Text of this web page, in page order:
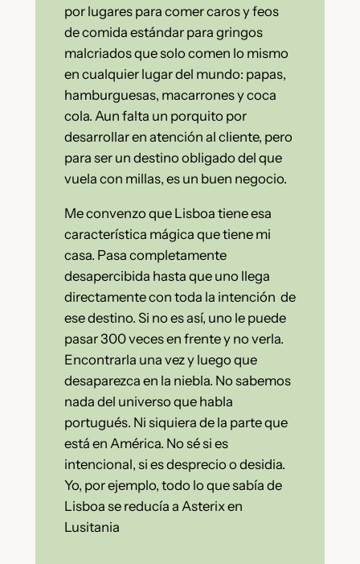
por lugares para comer caros y feos
de comida estándar para gringos
malcriados que solo comen lo mismo
en cualquier lugar del mundo: papas,
hamburguesas, macarrones y coca
cola. Aun falta un porquito por
desarrollar en atención al cliente, pero
para ser un destino obligado del que
vuela con millas, es un buen negocio.
Me convenzo que Lisboa tiene esa
característica mágica que tiene mi
casa. Pasa completamente
desapercibida hasta que uno llega
directamente con toda la intención de
ese destino. Si no es así, uno le puede
pasar 300 veces en frente y no verla.
Encontrarla una vez y luego que
desaparezca en la niebla. No sabemos
nada del universo que habla
portugués. Ni siquiera de la parte que
está en América. No sé si es
intencional, si es desprecio o desidia.
Yo, por ejemplo, todo lo que sabía de
Lisboa se reducía a Asterix en
Lusitania